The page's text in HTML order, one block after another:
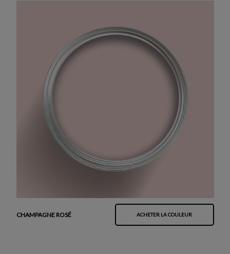
CHAMPAGNE ROSÉ ACHETER LA COULEUR